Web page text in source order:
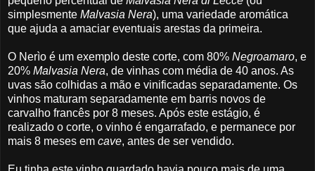
simplesmente Malvasia Nera), uma variedade aromática
que ajuda a amaciar eventuais arestas da primeira.
O Nerìo é um exemplo deste corte, com 80% Negroamaro, e
20% Malvasia Nera, de vinhas com média de 40 anos. As
uvas são colhidas a mão e vinificadas separadamente. Os
vinhos maturam separadamente em barris novos de
carvalho francês por 8 meses. Após este estágio, é
realizado o corte, o vinho é engarrafado, e permanece por
mais 8 meses em cave, antes de ser vendido.